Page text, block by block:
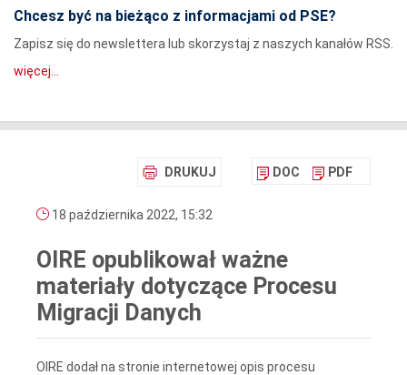
Chcesz być na bieżąco z informacjami od PSE?
Zapisz się do newslettera lub skorzystaj z naszych kanałów RSS.
więcej...
DRUKUJ DOC PDF
18 października 2022, 15:32
OIRE opublikował ważne
materiały dotyczące Procesu
Migracji Danych
OIRE dodał na stronie internetowej opis procesu